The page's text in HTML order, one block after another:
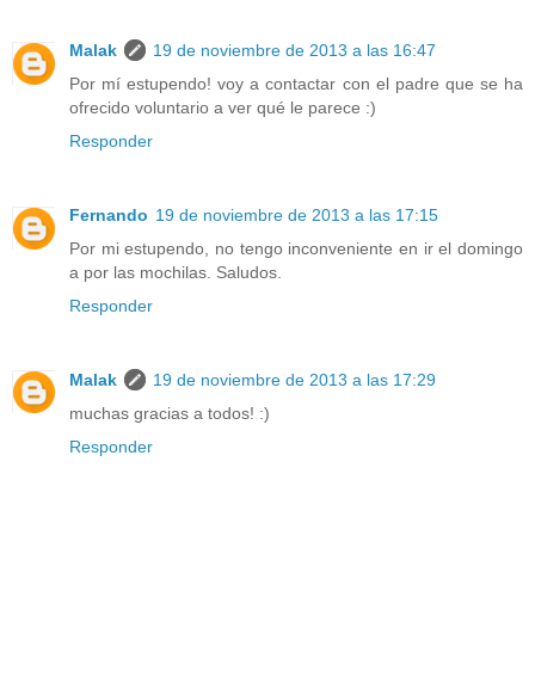
Malak
19 de noviembre de 2013 a las 16:47
Por mí estupendo! voy a contactar con el padre que se ha
ofrecido voluntario a ver qué le parece :)
Responder
Fernando 19 de noviembre de 2013 a las 17:15
Por mi estupendo, no tengo inconveniente en ir el domingo
a por las mochilas. Saludos.
Responder
Malak
19 de noviembre de 2013 a las 17:29
muchas gracias a todos! :)
Responder